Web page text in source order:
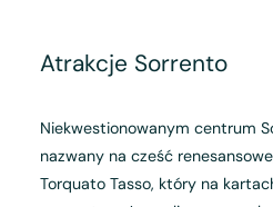
Atrakcje Sorrento
Niekwestionowanym centrum
nazwany na cześć
Torquato Tasso, który na